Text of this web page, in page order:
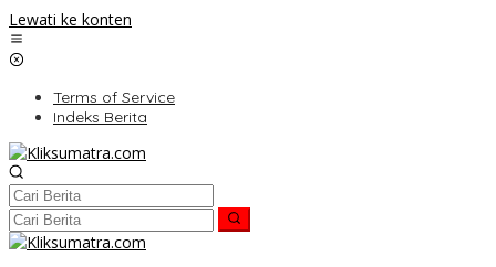
Lewati ke konten
Terms of Service
Indeks Berita